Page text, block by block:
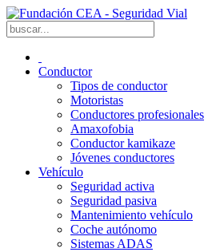
Conductor
Tipos de conductor
Motoristas
Conductores profesionales
Amaxofobia
Conductor kamikaze
Jóvenes conductores
Vehículo
Seguridad activa
Seguridad pasiva
Mantenimiento vehículo
Coche autónomo
Sistemas ADAS